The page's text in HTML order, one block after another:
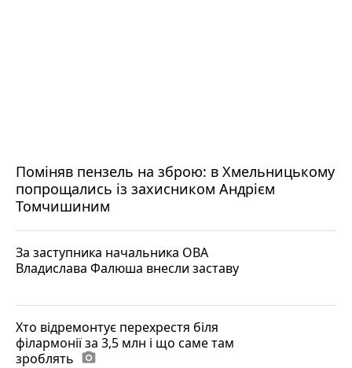
Поміняв пензель на зброю: в Хмельницькому
попрощались із захисником Андрієм
Томчишиним
За заступника начальника ОВА
Владислава Фалюша внесли заставу
Хто відремонтує перехрестя біля
філармонії за 3,5 млн і що саме там
зроблять photo_camera